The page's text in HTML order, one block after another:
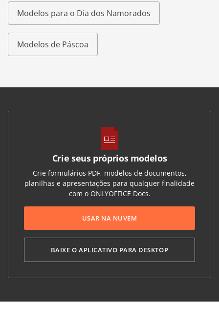
Modelos para o Dia dos Namorados
Modelos de Páscoa
Crie seus próprios modelos
Crie formulários PDF, modelos de documentos,
planilhas e apresentações para qualquer finalidade
com o ONLYOFFICE Docs.
USAR NA NUVEM
BAIXE O APLICATIVO PARA DESKTOP